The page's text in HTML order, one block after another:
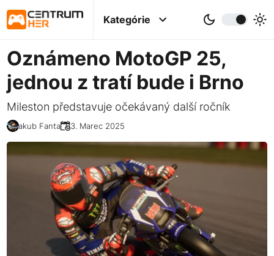
Kategórie
Oznámeno MotoGP 25,
jednou z tratí bude i Brno
Mileston představuje očekávaný další ročník
Jakub Fanta 03. Marec 2025